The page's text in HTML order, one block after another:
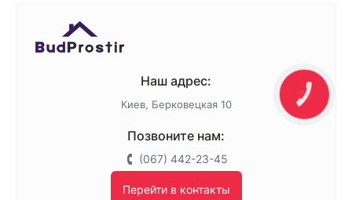
Наш адрес:
Киев, Берковецкая 10
Позвоните нам:
(067) 442-23-45
Перейти в контакты
КНОПКА
ЗВ'ЯЗКУ